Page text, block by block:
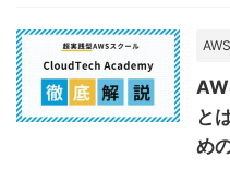
AWS
と
め